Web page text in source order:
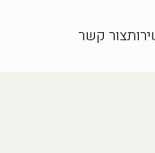
צור קשר